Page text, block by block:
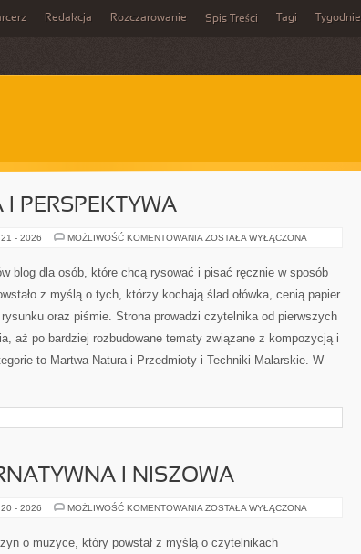
Redakcja Rozczarowanie Spis Treści Tagi Tygodnie
I PERSPEKTYWA
- 2026 MOŻLIWOŚĆ KOMENTOWANIA ARCHITEKTURA
ZOSTAŁA WYŁĄCZONA
blog dla osób, które chcą rysować i pisać ręcznie w sposób
z myślą o tych, którzy kochają ślad ołówka, cenią papier
oraz piśmie. Strona prowadzi czytelnika od pierwszych
aż po bardziej rozbudowane tematy związane z kompozycją i
to Martwa Natura i Przedmioty i Techniki Malarskie. W
I NISZOWA
- 2026 MOŻLIWOŚĆ KOMENTOWANIA MUZYKA
NISZOWA
ZOSTAŁA WYŁĄCZONA
o muzyce, który powstał z myślą o czytelnikach